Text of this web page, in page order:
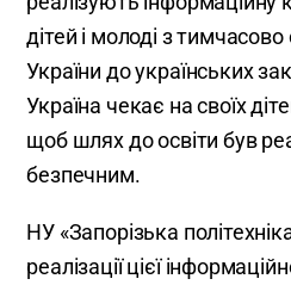
дітей і молоді з
України до українських
Україна чекає на своїх
щоб шлях до освіти був
безпечним.
НУ «Запорізька
реалізації цієї